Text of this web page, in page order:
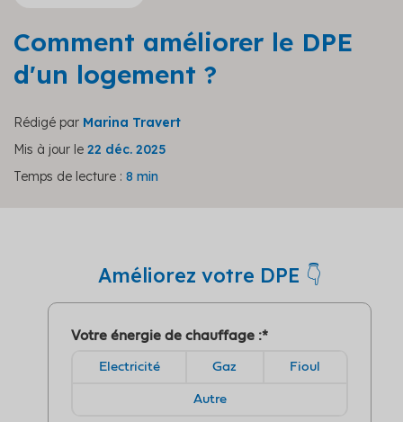
Comment améliorer le DPE
d'un logement ?
Rédigé par Marina Travert
Mis à jour le 22 déc. 2025
Temps de lecture : 8 min
Améliorez votre DPE 👇